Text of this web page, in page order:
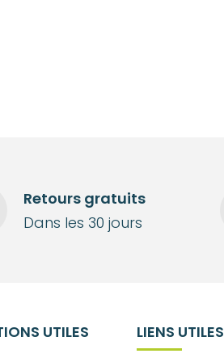
Retours gratuits
Dans les 30 jours
UTILES LIENS UTILES